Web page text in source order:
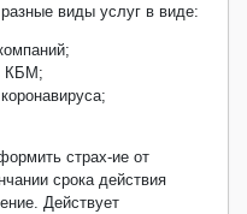
виды услуг в виде:
КБМ;
страх-ие от
срока действия
Действует